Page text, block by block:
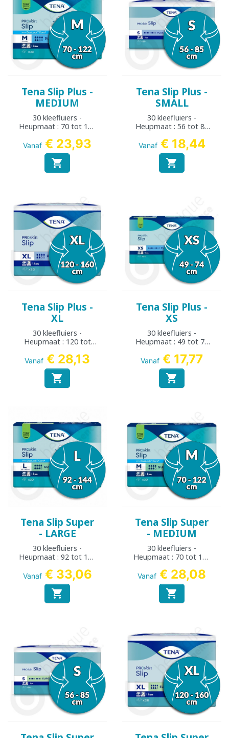
Tena Slip Plus -
MEDIUM
30 kleefluiers -
Heupmaat : 70 tot 122
Vanaf € 23,93

Tena Slip Plus -
SMALL
30 kleefluiers -
Heupmaat : 56 tot 85
Vanaf € 18,44

Tena Slip Plus -
XL
30 kleefluiers -
Heupmaat : 120 tot
Vanaf € 28,13

Tena Slip Plus -
XS
30 kleefluiers -
Heupmaat : 49 tot 74
Vanaf € 17,77

Tena Slip Super
- LARGE
30 kleefluiers -
Heupmaat : 92 tot 150
Vanaf € 33,06

Tena Slip Super
- MEDIUM
30 kleefluiers -
Heupmaat : 70 tot 122
Vanaf € 28,08
